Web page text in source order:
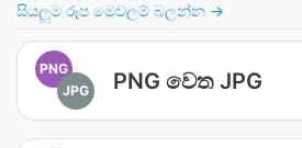
සියලුම රූප මෙවලම් බලන්න →
PNG
JPG
PNG වෙත JPG